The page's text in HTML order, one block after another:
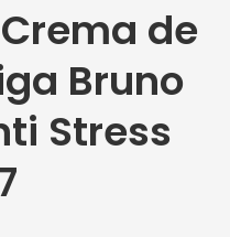
de
Bruno
Stress